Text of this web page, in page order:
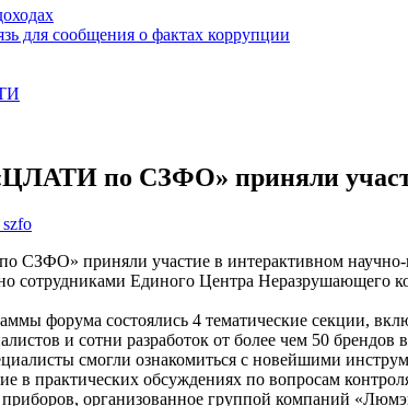
для сообщения о фактах коррупции
по СЗФО» приняли
приняли участие в интерактивном
сотрудниками Единого Центра Неразрушающего
форума состоялись 4 тематические секции,
и сотни разработок от более чем 50
смогли ознакомиться с новейшими
в практических обсуждениях по вопросам
организованное группой компаний